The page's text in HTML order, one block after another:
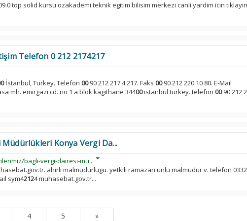
top solid kursu ozakademi teknik egitim bilisim merkezi canli yardim icin
Telefon 0 212 2174217
İstanbul, Turkey. Telefon 0090 212 217 4 217. Faks 0090 212 220 10 80. E-Mail
mh. emirgazi cd. no 1 a blok kagithane 34400istanbul turkey. telefon 0090 212
Müdürlükleri Konya Vergi Da...
bagli-vergi-dairesi-mu...
ahirli malmudurlugu. yetkili ramazan unlu malmudur v. telefon 0332
sym42124 muhasebat.gov.tr...
4 5 »